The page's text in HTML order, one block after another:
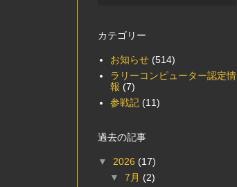
カテゴリー
お知らせ (514)
ラリーコンピューター認定情
報 (7)
参戦記 (11)
過去の記事
▼ 2026 (17)
▼ 7月 (2)